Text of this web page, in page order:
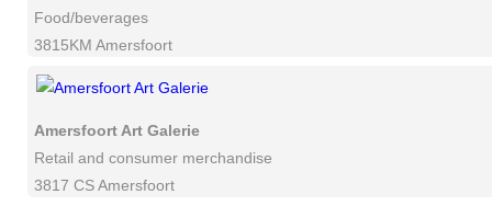
Food/beverages
3815KM Amersfoort
Amersfoort Art Galerie
Retail and consumer merchandise
3817 CS Amersfoort